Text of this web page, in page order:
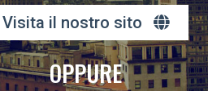
Visita il nostro sito
OPPURE